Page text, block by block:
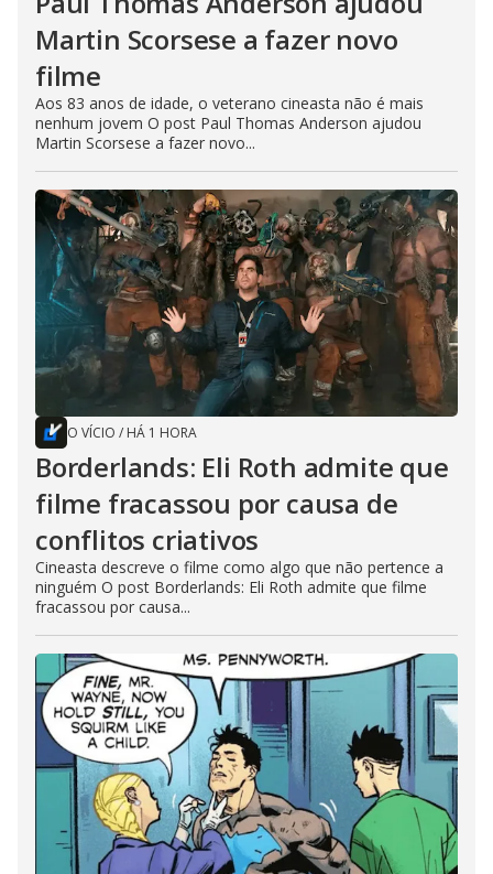
Martin Scorsese a fazer novo
filme
Aos 83 anos de idade, o veterano cineasta não é mais
nenhum jovem O post Paul Thomas Anderson ajudou
Martin Scorsese a fazer novo...
O VÍCIO / HÁ 1 HORA
Borderlands: Eli Roth admite que
filme fracassou por causa de
conflitos criativos
Cineasta descreve o filme como algo que não pertence a
ninguém O post Borderlands: Eli Roth admite que filme
fracassou por causa...